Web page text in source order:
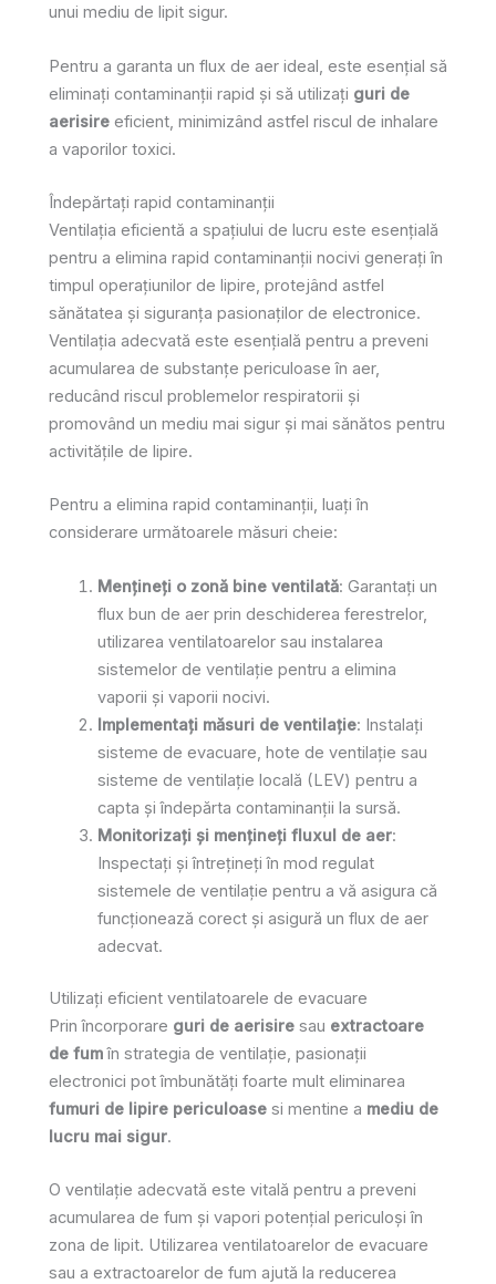
unui mediu de lipit sigur.
Pentru a garanta un flux de aer ideal, este esențial să
eliminați contaminanții rapid și să utilizați guri de
aerisire eficient, minimizând astfel riscul de inhalare
a vaporilor toxici.
Îndepărtați rapid contaminanții
Ventilația eficientă a spațiului de lucru este esențială
pentru a elimina rapid contaminanții nocivi generați în
timpul operațiunilor de lipire, protejând astfel
sănătatea și siguranța pasionaților de electronice.
Ventilația adecvată este esențială pentru a preveni
acumularea de substanțe periculoase în aer,
reducând riscul problemelor respiratorii și
promovând un mediu mai sigur și mai sănătos pentru
activitățile de lipire.
Pentru a elimina rapid contaminanții, luați în
considerare următoarele măsuri cheie:
Mențineți o zonă bine ventilată: Garantați un
flux bun de aer prin deschiderea ferestrelor,
utilizarea ventilatoarelor sau instalarea
sistemelor de ventilație pentru a elimina
vaporii și vaporii nocivi.
Implementați măsuri de ventilație: Instalați
sisteme de evacuare, hote de ventilație sau
sisteme de ventilație locală (LEV) pentru a
capta și îndepărta contaminanții la sursă.
Monitorizați și mențineți fluxul de aer:
Inspectați și întrețineți în mod regulat
sistemele de ventilație pentru a vă asigura că
funcționează corect și asigură un flux de aer
adecvat.
Utilizați eficient ventilatoarele de evacuare
Prin încorporare guri de aerisire sau extractoare
de fumîn strategia de ventilație, pasionații
electronici pot îmbunătăți foarte mult eliminarea
fumuri de lipire periculoase si mentine a mediu de
lucru mai sigur.
O ventilație adecvată este vitală pentru a preveni
acumularea de fum și vapori potențial periculoși în
zona de lipit. Utilizarea ventilatoarelor de evacuare
sau a extractoarelor de fum ajută la reducerea